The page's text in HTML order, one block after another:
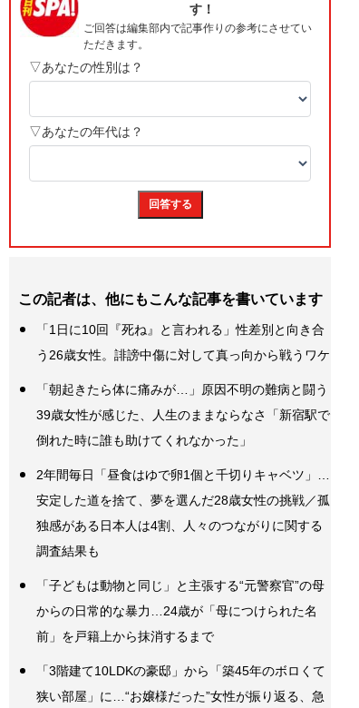
この記者は、他にもこんな記事を書いています
「1日に10回『死ね』と言われる」性差別と向き合
う26歳女性。誹謗中傷に対して真っ向から戦うワケ
「朝起きたら体に痛みが…」原因不明の難病と闘う
39歳女性が感じた、人生のままならなさ「新宿駅で
倒れた時に誰も助けてくれなかった」
2年間毎日「昼食はゆで卵1個と千切りキャベツ」…
安定した道を捨て、夢を選んだ28歳女性の挑戦／孤
独感がある日本人は4割、人々のつながりに関する
調査結果も
「子どもは動物と同じ」と主張する“元警察官”の母
からの日常的な暴力…24歳が「母につけられた名
前」を戸籍上から抹消するまで
「3階建て10LDKの豪邸」から「築45年のボロくて
狭い部屋」に…“お嬢様だった”女性が振り返る、急